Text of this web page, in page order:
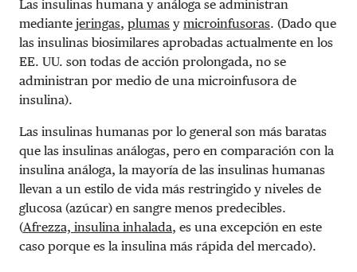
Las insulinas humana y análoga se administran
mediante jeringas, plumas y microinfusoras. (Dado que
las insulinas biosimilares aprobadas actualmente en los
EE. UU. son todas de acción prolongada, no se
administran por medio de una microinfusora de
insulina).
Las insulinas humanas por lo general son más baratas
que las insulinas análogas, pero en comparación con la
insulina análoga, la mayoría de las insulinas humanas
llevan a un estilo de vida más restringido y niveles de
glucosa (azúcar) en sangre menos predecibles.
(Afrezza, insulina inhalada, es una excepción en este
caso porque es la insulina más rápida del mercado).